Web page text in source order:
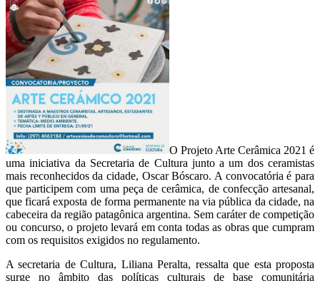
O Projeto Arte Cerâmica 2021 é
uma iniciativa da Secretaria de Cultura junto a um dos ceramistas
mais reconhecidos da cidade, Oscar Bóscaro. A convocatória é para
que participem com uma peça de cerâmica, de confecção artesanal,
que ficará exposta de forma permanente na via pública da cidade, na
cabeceira da região patagônica argentina. Sem caráter de competição
ou concurso, o projeto levará em conta todas as obras que cumpram
com os requisitos exigidos no regulamento.
A secretaria de Cultura, Liliana Peralta, ressalta que esta proposta
surge no âmbito das políticas culturais de base comunitária